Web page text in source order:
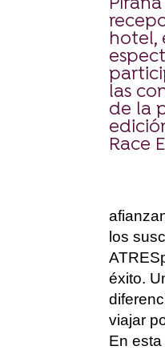
hotel,
las
de la
Race
los
éxito.
viajar
En